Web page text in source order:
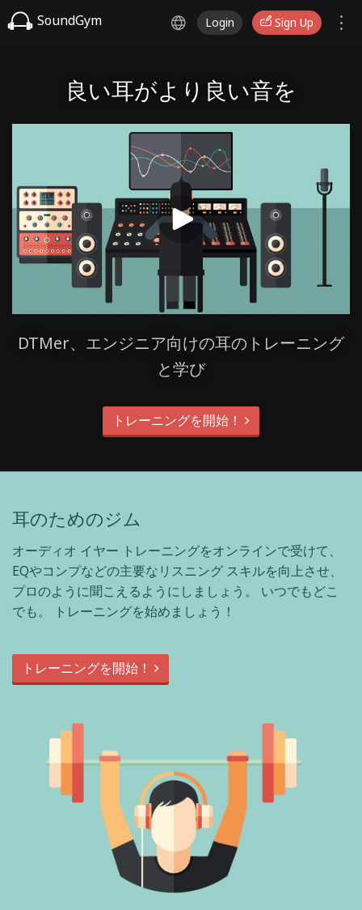
SoundGym Login Sign Up
良い耳がより良い音を
DTMer、エンジニア向けの耳のトレーニング
と学び
トレーニングを開始！
耳のためのジム
オーディオ イヤー トレーニングをオンラインで受けて、
EQやコンプなどの主要なリスニング スキルを向上させ、
プロのように聞こえるようにしましょう。 いつでもどこ
でも。 トレーニングを始めましょう！
トレーニングを開始！